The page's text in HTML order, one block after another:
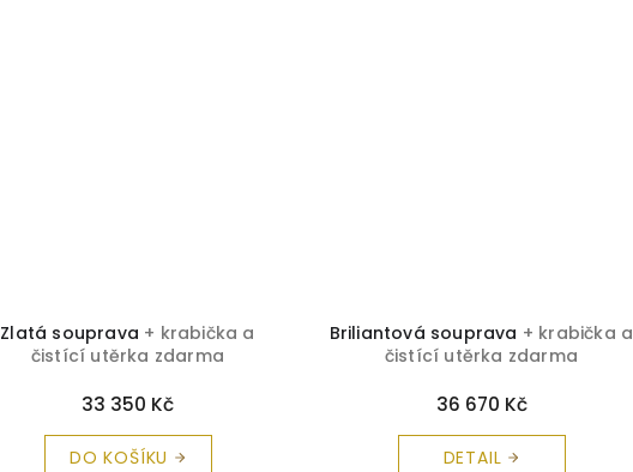
Zlatá souprava + krabička a
čistící utěrka zdarma
33 350 Kč
DO KOŠÍKU
Briliantová souprava + krabička a
čistící utěrka zdarma
36 670 Kč
DETAIL